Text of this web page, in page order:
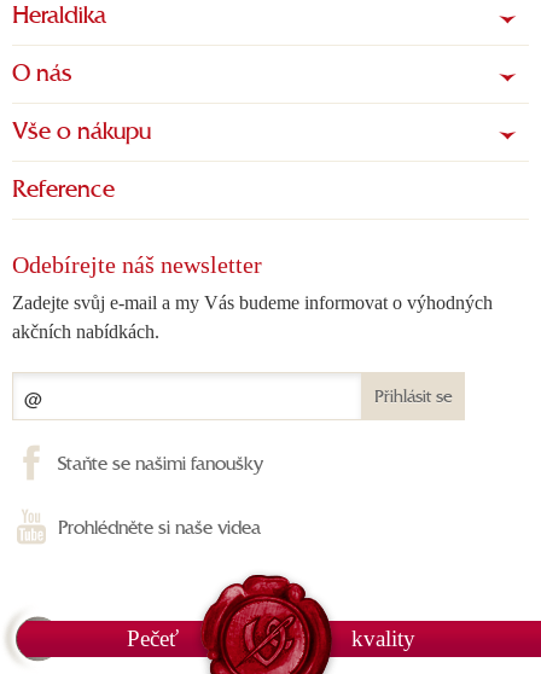
Heraldika
O nás
Vše o nákupu
Reference
Odebírejte náš newsletter
Zadejte svůj e-mail a my Vás budeme informovat o výhodných
akčních nabídkách.
Přihlásit se
Staňte se našimi fanoušky
Prohlédněte si naše videa
Pečeť kvality